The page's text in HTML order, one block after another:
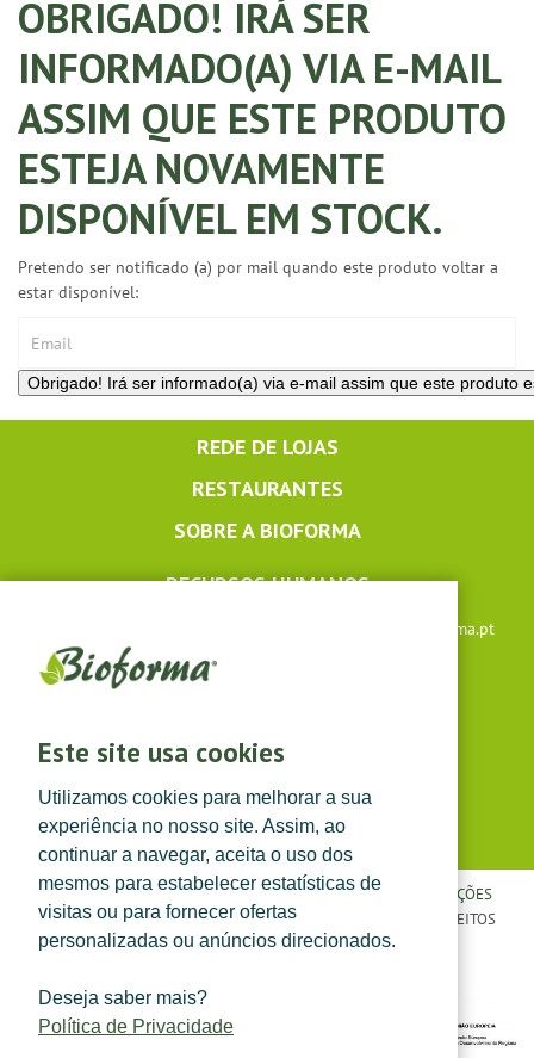
Este site usa cookies
Utilizamos cookies para melhorar a sua
experiência no nosso site. Assim, ao
continuar a navegar, aceita o uso dos
mesmos para estabelecer estatísticas de
visitas ou para fornecer ofertas
personalizadas ou anúncios direcionados.
Deseja saber mais?
Política de Privacidade
OBRIGADO! IRÁ SER
INFORMADO(A) VIA E-MAIL
ASSIM QUE ESTE PRODUTO
ESTEJA NOVAMENTE
DISPONÍVEL EM STOCK.
Pretendo ser notificado (a) por mail quando este produto voltar a
estar disponível:
REDE DE LOJAS
RESTAURANTES
SOBRE A BIOFORMA
RECURSOS HUMANOS
lojaonline@bioforma.pt
(dias úteis das 8h30 às 13h e das 14h às 17h30)
POLÍTICA DE PRIVACIDADE|TERMOS E CONDIÇÕES
CONDIÇÕES
GERAIS DE VENDA | ©TOPFARMA, LDA. 2022.
TODOS OS DIREITOS
RESERVADOS.